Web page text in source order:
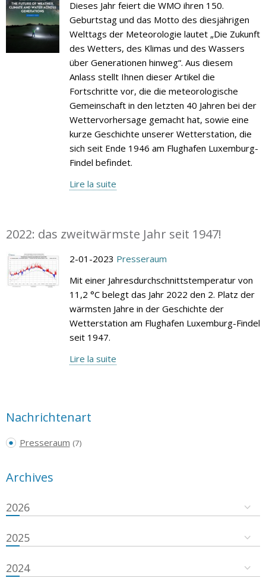
Dieses Jahr feiert die WMO ihren 150.
Geburtstag und das Motto des diesjährigen
Welttags der Meteorologie lautet „Die Zukunft
des Wetters, des Klimas und des Wassers
über Generationen hinweg“. Aus diesem
Anlass stellt Ihnen dieser Artikel die
Fortschritte vor, die die meteorologische
Gemeinschaft in den letzten 40 Jahren bei der
Wettervorhersage gemacht hat, sowie eine
kurze Geschichte unserer Wetterstation, die
sich seit Ende 1946 am Flughafen Luxemburg-
Findel befindet.
Lire la suite
2022: das zweitwärmste Jahr seit 1947!
2-01-2023 Presseraum
Mit einer Jahresdurchschnittstemperatur von
11,2 °C belegt das Jahr 2022 den 2. Platz der
wärmsten Jahre in der Geschichte der
Wetterstation am Flughafen Luxemburg-Findel
seit 1947.
Lire la suite
Nachrichtenart
Presseraum (7)
Archives
2026
2025
2024